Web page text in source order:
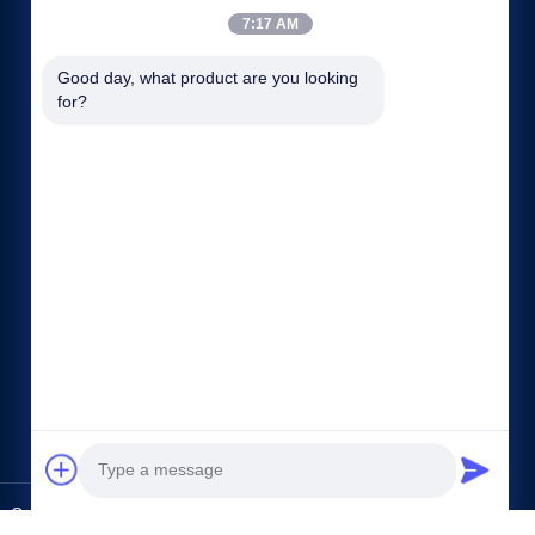
All Rights Reserved.
7:17 AM
Good day, what product are you looking
for?